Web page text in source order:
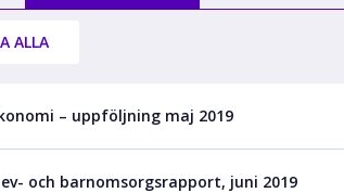
ALLA
– uppföljning maj 2019
och barnomsorgsrapport, juni 2019